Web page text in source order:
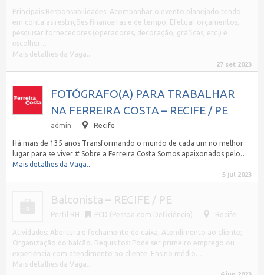
Principais Responsabilidades: Acompanhar o evento planejado tendo
em conta as restrições financeiras e de tempo; Efetuar orçamentos,
pesquisar fornecedores (operadores, decoração, gráficas, etc.) e
escolher…
Mais detalhes da Vaga...
27 set 2023
FOTÓGRAFO(A) PARA TRABALHAR
NA FERREIRA COSTA – RECIFE / PE
admin Recife
Há mais de 135 anos Transformando o mundo de cada um no melhor
lugar para se viver # Sobre a Ferreira Costa Somos apaixonados pelo…
Mais detalhes da Vaga...
5 jul 2023
Balconista – RECIFE / PE
Perfil RH PCD (Pessoa com Deficiência) Recife
Atividades: Abertura e fechamento de caixa; Atendimento ao cliente;
Organização do balcão. Requisitos: Pode ser primeiro emprego ou
experiência com atendimento ao cliente. Ensino médio…
Mais detalhes da Vaga...